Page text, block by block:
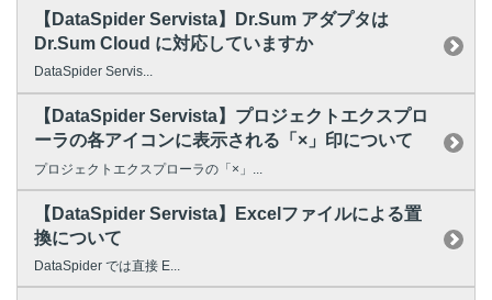
【DataSpider Servista】Dr.Sum アダプタは
Dr.Sum Cloud に対応していますか
DataSpider Servis...
【DataSpider Servista】プロジェクトエクスプロ
ーラの各アイコンに表示される「×」印について
プロジェクトエクスプローラの「×」...
【DataSpider Servista】Excelファイルによる置
換について
DataSpider では直接 E...